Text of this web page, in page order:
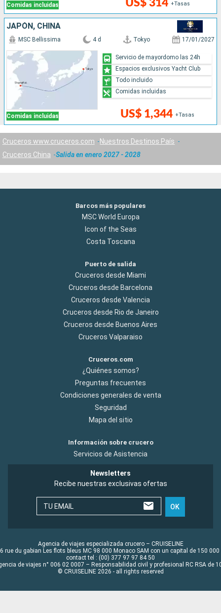
Comidas incluidas US$ 314 +Tasas
JAPÓN, CHINA
Comidas incluidas
MSC Bellissima 4 d Tokyo 17/01/2027
US$ 1,344 +Tasas
Servicio de mayordomo las 24h
Espacios exclusivos Yacht Club
Todo incluido
Comidas incluidas
Cruceros www.cruceros.com
Nuestros Destinos País
Cruceros China
Salida en enero 2027 - 2028
Barcos más populares
MSC World Europa
Icon of the Seas
Costa Toscana
Puerto de salida
Cruceros desde Miami
Cruceros desde Barcelona
Cruceros desde Valencia
Cruceros desde Rio de Janeiro
Cruceros desde Buenos Aires
Cruceros Valparaiso
Cruceros.com
¿Quiénes somos?
Preguntas frecuentes
Condiciones generales de venta
Seguridad
Mapa del sitio
Información sobre crucero
Servicios de Asistencia
Newsletters
Recibe nuestras exclusivas ofertas
TU EMAIL OK
Agencia de viajes especializada crucero – CRUISELINE
rue du gabian Les flots bleus MC 98 000 Monaco SAM con un capital de 150 000
contact tel : (00) 377 97 97 84 50
de viajes n° 006 02 0007 – Responsabilidad civil y profesional RC RSA de
© CRUISELINE 2026 - all rights reserved